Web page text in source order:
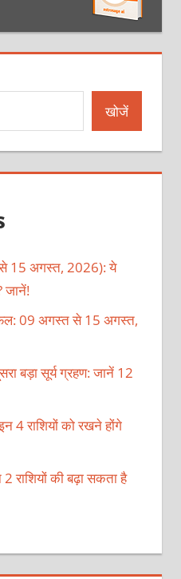
खोजें
से 15 अगस्त, 2026): ये
जानें!
09 अगस्त से 15 अगस्त,
बड़ा सूर्य ग्रहण: जानें 12
4 राशियों को रखने होंगे
राशियों की बढ़ा सकता है